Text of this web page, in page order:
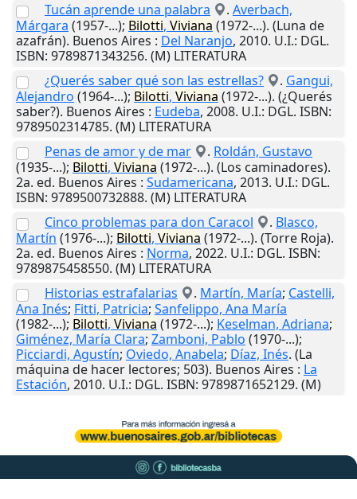
Tucán aprende una palabra
. Averbach,
Márgara (1957-...); Bilotti, Viviana (1972-...). (Luna de
azafrán). Buenos Aires : Del Naranjo, 2010. U.I.: DGL.
ISBN: 9789871343256. (M) LITERATURA
¿Querés saber qué son las estrellas?
. Gangui,
Alejandro (1964-...); Bilotti, Viviana (1972-...). (¿Querés
saber?). Buenos Aires : Eudeba, 2008. U.I.: DGL. ISBN:
9789502314785. (M) LITERATURA
Penas de amor y de mar
. Roldán, Gustavo
(1935-...); Bilotti, Viviana (1972-...). (Los caminadores).
2a. ed. Buenos Aires : Sudamericana, 2013. U.I.: DGL.
ISBN: 9789500732888. (M) LITERATURA
Cinco problemas para don Caracol
. Blasco,
Martín (1976-...); Bilotti, Viviana (1972-...). (Torre Roja).
2a. ed. Buenos Aires : Norma, 2022. U.I.: DGL. ISBN:
9789875458550. (M) LITERATURA
Historias estrafalarias
. Martín, María; Castelli,
Ana Inés; Fitti, Patricia; Sanfelippo, Ana María
(1982-...); Bilotti, Viviana (1972-...); Keselman, Adriana;
Giménez, María Clara; Zamboni, Pablo (1970-...);
Picciardi, Agustín; Oviedo, Anabela; Díaz, Inés. (La
máquina de hacer lectores; 503). Buenos Aires : La
Estación, 2010. U.I.: DGL. ISBN: 9789871652129. (M)